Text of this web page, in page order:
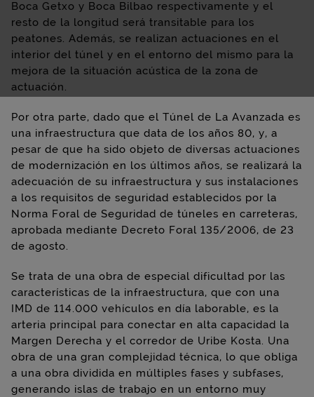
Boca Getxo y Boca Bilbao respectivamente y el
resto de la longitud será transitable para los
peatones. Además, se realizan actuaciones en el
interior del túnel y en el entorno del mismo para la
mejora de la situación acústica de la zona de
actuación.
Por otra parte, dado que el Túnel de La Avanzada es
una infraestructura que data de los años 80, y, a
pesar de que ha sido objeto de diversas actuaciones
de modernización en los últimos años, se realizará la
adecuación de su infraestructura y sus instalaciones
a los requisitos de seguridad establecidos por la
Norma Foral de Seguridad de túneles en carreteras,
aprobada mediante Decreto Foral 135/2006, de 23
de agosto.
Se trata de una obra de especial dificultad por las
características de la infraestructura, que con una
IMD de 114.000 vehículos en día laborable, es la
arteria principal para conectar en alta capacidad la
Margen Derecha y el corredor de Uribe Kosta. Una
obra de una gran complejidad técnica, lo que obliga
a una obra dividida en múltiples fases y subfases,
generando islas de trabajo en un entorno muy